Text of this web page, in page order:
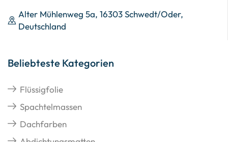
Alter Mühlenweg 5a, 16303 Schwedt/Oder,
Deutschland
Beliebteste Kategorien
Flüssigfolie
Spachtelmassen
Dachfarben